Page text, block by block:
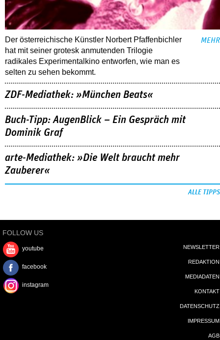
Der österreichische Künstler Norbert Pfaffenbichler
hat mit seiner grotesk anmutenden Trilogie
radikales Experimentalkino entworfen, wie man es
selten zu sehen bekommt.
MEHR
ZDF-Mediathek: »München Beats«
Buch-Tipp: AugenBlick – Ein Gespräch mit
Dominik Graf
arte-Mediathek: »Die Welt braucht mehr
Zauberer«
ALLE TIPPS
FOLLOW US
youtube
facebook
instagram
NEWSLETTER
REDAKTION
MEDIADATEN
KONTAKT
DATENSCHUTZ
IMPRESSUM
AGB